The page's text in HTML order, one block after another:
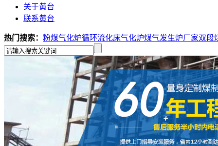
关于黄台
联系黄台
热门搜索： 粉煤气化炉循环流化床气化炉煤气发生炉厂家双段